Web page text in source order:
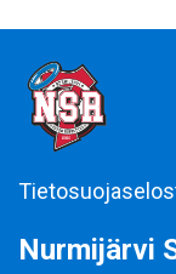
Nurmijärvi